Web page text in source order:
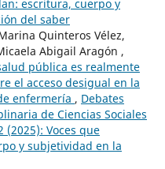
escritura, cuerpo y
del saber
Quinteros Vélez,
Abigail Aragón ,
pública es realmente
el acceso desigual en la
enfermería , Debates
de Ciencias Sociales
(2025): Voces que
y subjetividad en la